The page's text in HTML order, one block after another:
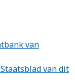
van
van dit